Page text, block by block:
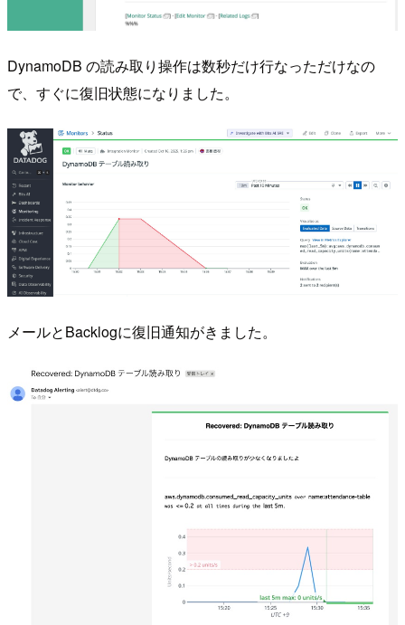
DynamoDB の読み取り操作は数秒だけ行なっただけなの
で、すぐに復旧状態になりました。
メールとBacklogに復旧通知がきました。